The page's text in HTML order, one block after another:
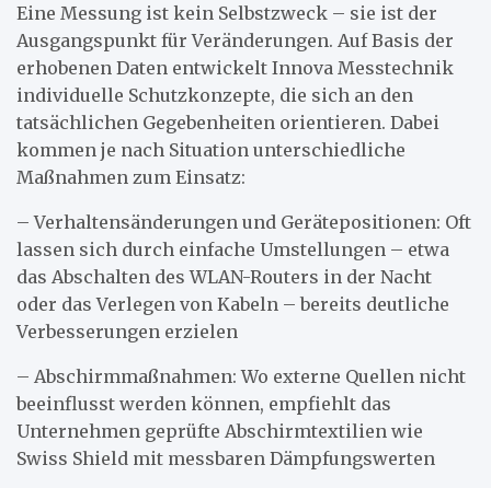
Eine Messung ist kein Selbstzweck – sie ist der
Ausgangspunkt für Veränderungen. Auf Basis der
erhobenen Daten entwickelt Innova Messtechnik
individuelle Schutzkonzepte, die sich an den
tatsächlichen Gegebenheiten orientieren. Dabei
kommen je nach Situation unterschiedliche
Maßnahmen zum Einsatz:
– Verhaltensänderungen und Gerätepositionen: Oft
lassen sich durch einfache Umstellungen – etwa
das Abschalten des WLAN-Routers in der Nacht
oder das Verlegen von Kabeln – bereits deutliche
Verbesserungen erzielen
– Abschirmmaßnahmen: Wo externe Quellen nicht
beeinflusst werden können, empfiehlt das
Unternehmen geprüfte Abschirmtextilien wie
Swiss Shield mit messbaren Dämpfungswerten